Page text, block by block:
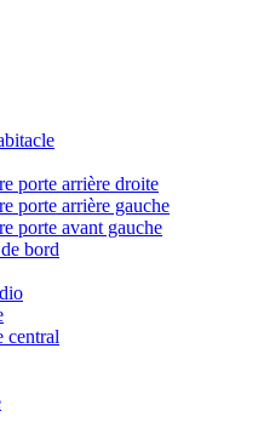
porte arrière droite
porte arrière gauche
porte avant gauche
bord
central